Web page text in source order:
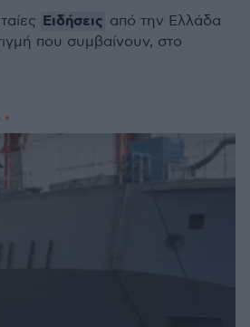
Ειδήσεις από την Ελλάδα
που συμβαίνουν, στο